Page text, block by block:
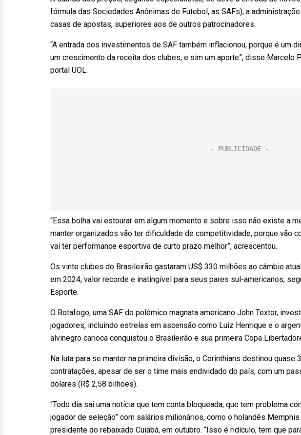
fórmula das Sociedades Anônimas de Futebol, as SAFs), a
casas de apostas, superiores aos de outros patrocinadores.
“A entrada dos investimentos de SAF também inflacionou, porque é um
um crescimento da receita dos clubes, e sim um aporte”, disse Marcelo
portal UOL.
“Essa bolha vai estourar em algum momento e sobre isso não existe a
manter organizados vão ter dificuldade de competitividade, porque vão
vai ter performance esportiva de curto prazo melhor”, acrescentou.
Os vinte clubes do Brasileirão gastaram US$ 330 milhões ao câmbio
em 2024, valor recorde e inatingível para seus pares sul-americanos,
Esporte.
O Botafogo, uma SAF do polêmico magnata americano John Textor,
jogadores, incluindo estrelas em ascensão como Luiz Henrique e o
alvinegro carioca conquistou o Brasileirão e sua primeira Copa
Na luta para se manter na primeira divisão, o Corinthians destinou quase
contratações, apesar de ser o time mais endividado do país, com um
dólares (R$ 2,58 bilhões).
“Todo dia sai uma notícia que tem conta bloqueada, que tem problema
jogador de seleção” com salários milionários, como o holandês
presidente do rebaixado Cuiabá, em outubro. “Isso é ridículo, tem que